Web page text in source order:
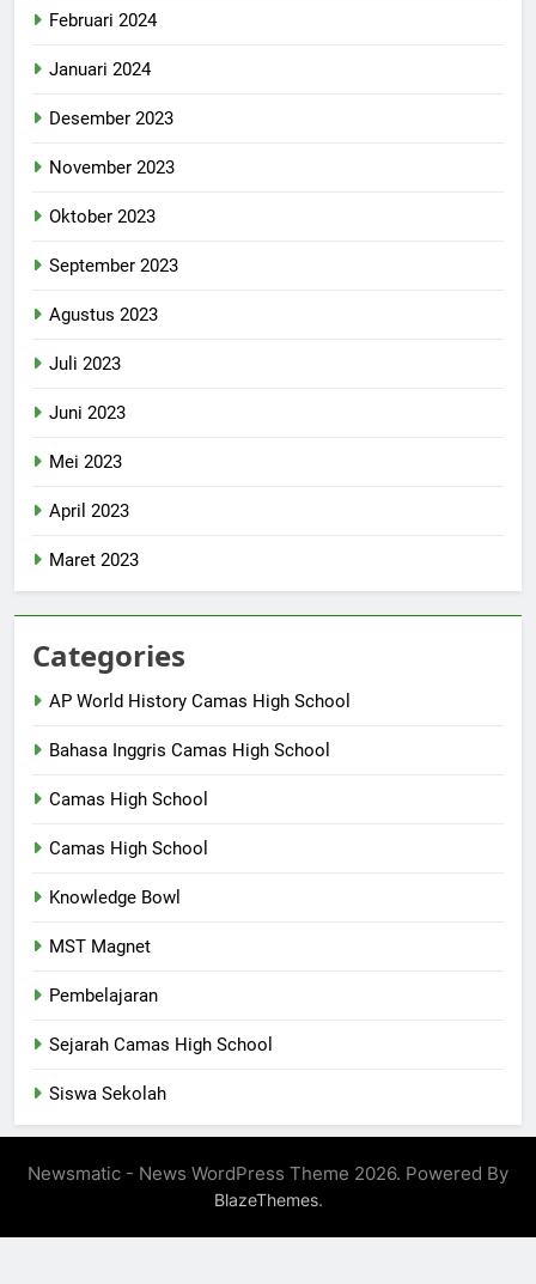
Februari 2024
Januari 2024
Desember 2023
November 2023
Oktober 2023
September 2023
Agustus 2023
Juli 2023
Juni 2023
Mei 2023
April 2023
Maret 2023
Categories
AP World History Camas High School
Bahasa Inggris Camas High School
Camas High School
Camas High School
Knowledge Bowl
MST Magnet
Pembelajaran
Sejarah Camas High School
Siswa Sekolah
Newsmatic - News WordPress Theme 2026. Powered By
BlazeThemes.